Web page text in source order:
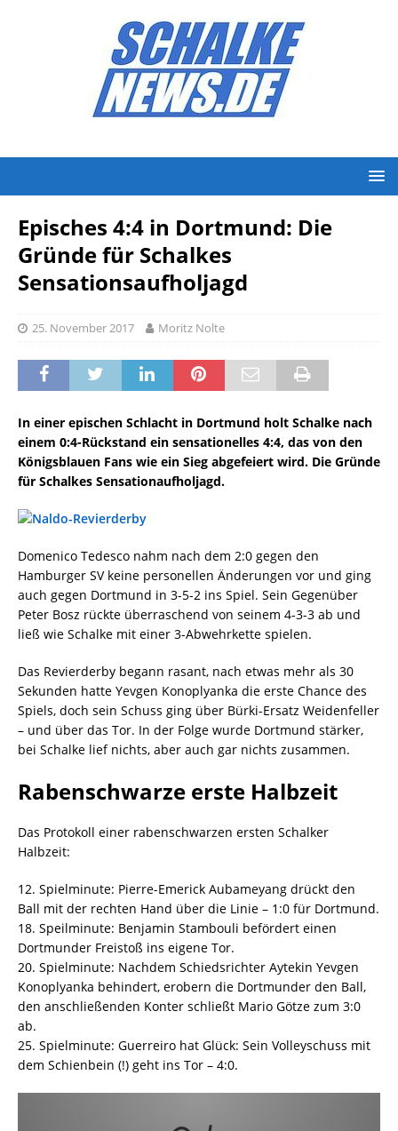
Episches 4:4 in Dortmund: Die
Gründe für Schalkes
Sensationsaufholjagd
25. November 2017 Moritz Nolte
In einer epischen Schlacht in Dortmund holt Schalke nach
einem 0:4-Rückstand ein sensationelles 4:4, das von den
Königsblauen Fans wie ein Sieg abgefeiert wird. Die Gründe
für Schalkes Sensationaufholjagd.
Domenico Tedesco nahm nach dem 2:0 gegen den
Hamburger SV keine personellen Änderungen vor und ging
auch gegen Dortmund in 3-5-2 ins Spiel. Sein Gegenüber
Peter Bosz rückte überraschend von seinem 4-3-3 ab und
ließ wie Schalke mit einer 3-Abwehrkette spielen.
Das Revierderby begann rasant, nach etwas mehr als 30
Sekunden hatte Yevgen Konoplyanka die erste Chance des
Spiels, doch sein Schuss ging über Bürki-Ersatz Weidenfeller
– und über das Tor. In der Folge wurde Dortmund stärker,
bei Schalke lief nichts, aber auch gar nichts zusammen.
Rabenschwarze erste Halbzeit
Das Protokoll einer rabenschwarzen ersten Schalker
Halbzeit:
12. Spielminute: Pierre-Emerick Aubameyang drückt den
Ball mit der rechten Hand über die Linie – 1:0 für Dortmund.
18. Speilminute: Benjamin Stambouli befördert einen
Dortmunder Freistoß ins eigene Tor.
20. Spielminute: Nachdem Schiedsrichter Aytekin Yevgen
Konoplyanka behindert, erobern die Dortmunder den Ball,
den anschließenden Konter schließt Mario Götze zum 3:0
ab.
25. Spielminute: Guerreiro hat Glück: Sein Volleyschuss mit
dem Schienbein (!) geht ins Tor – 4:0.